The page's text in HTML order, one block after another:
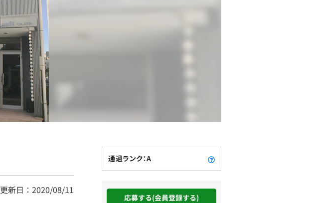
更新日：2020/08/11
通過ランク：A
応募する(会員登録する)